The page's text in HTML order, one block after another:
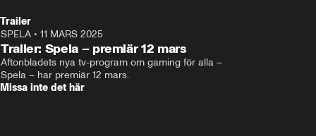
Trailer
SPELA • 11 MARS 2025
Trailer: Spela – premiär 12 mars
Aftonbladets nya tv-program om gaming för alla –
Spela – har premiär 12 mars.
Missa inte det här